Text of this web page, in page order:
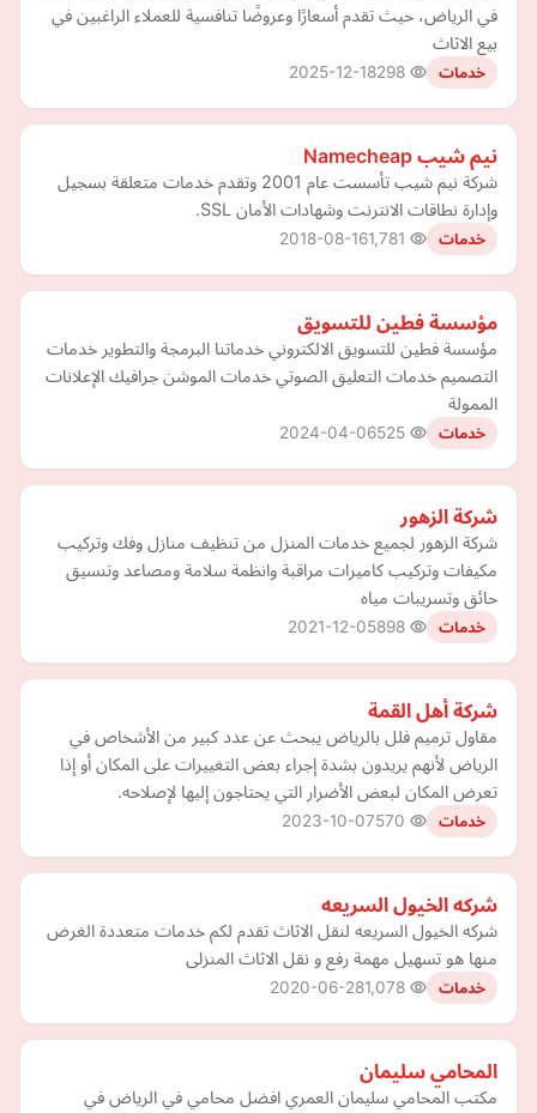
في الرياض، حيث تقدم أسعارًا وعروضًا تنافسية للعملاء الراغبين في
بيع الاثاث
خدمات 2025-12-18
نيم شيب Namecheap
شركة نيم شيب تأسست عام 2001 وتقدم خدمات متعلقة بسجيل
وإدارة نطاقات الانترنت وشهادات الأمان SSL.
خدمات 2018-08-16
مؤسسة فطين للتسويق
مؤسسة فطين للتسويق الالكتروني خدماتنا البرمجة والتطوير خدمات
التصميم خدمات التعليق الصوتي خدمات الموشن جرافيك الإعلانات
الممولة
خدمات 2024-04-06
شركة الزهور
شركة الزهور لجميع خدمات المنزل من تنظيف منازل وفك وتركيب
مكيفات وتركيب كاميرات مراقبة وانظمة سلامة ومصاعد وتنسيق
حائق وتسريبات مياه
خدمات 2021-12-05
شركة أهل القمة
مقاول ترميم فلل بالرياض يبحث عن عدد كبير من الأشخاص في
الرياض لأنهم يريدون بشدة إجراء بعض التغييرات على المكان أو إذا
تعرض المكان لبعض الأضرار التي يحتاجون إليها لإصلاحه.
خدمات 2023-10-07
شركه الخيول السريعه
شركه الخيول السريعه لنقل الاثاث تقدم لكم خدمات متعددة الغرض
منها هو تسهيل مهمة رفع و نقل الاثاث المنزلى
خدمات 2020-06-28
المحامي سليمان
مكتب المحامي سليمان العمري افضل محامي في الرياض في